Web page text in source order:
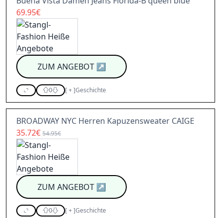
69.95€
ZUM ANGEBOT↗
0 [+]Geschichte
BROADWAY NYC Herren Kapuzensweater CAIGE
35.72€ 54.95€
ZUM ANGEBOT↗
0 [+]Geschichte